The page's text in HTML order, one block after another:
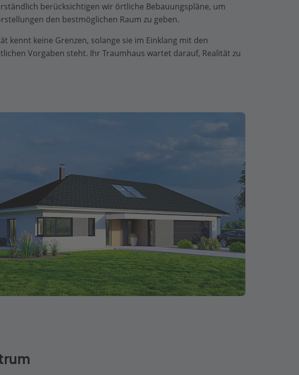
berücksichtigen wir örtliche Bebauungspläne, um
den bestmöglichen Raum zu geben.
kennt keine Grenzen, solange sie im Einklang mit den
Vorgaben steht. Ihr Traumhaus wartet darauf, Realität zu